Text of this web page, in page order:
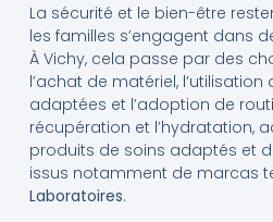
La sécurité et le bien-être
les familles s’engagent dans
À Vichy, cela passe par des
l’achat de matériel,
adaptées et l’adoption de
récupération et l’hydratation,
produits de soins adaptés et
issus notamment de marcas
Laboratoires.